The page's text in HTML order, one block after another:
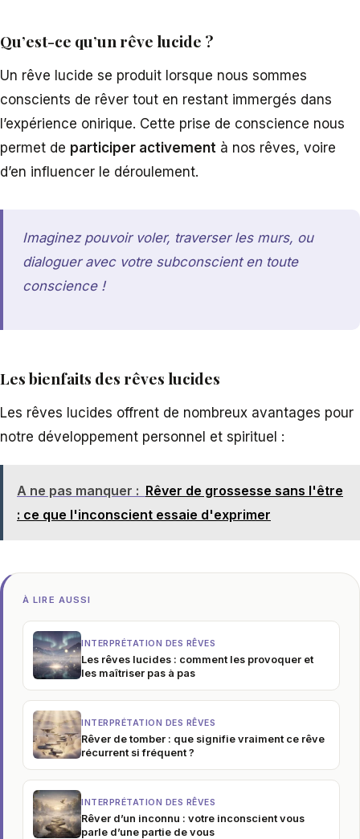
Qu’est-ce qu’un rêve lucide ?
Un rêve lucide se produit lorsque nous sommes
conscients de rêver tout en restant immergés dans
l’expérience onirique. Cette prise de conscience nous
permet de participer activement à nos rêves, voire
d’en influencer le déroulement.
Imaginez pouvoir voler, traverser les murs, ou
dialoguer avec votre subconscient en toute
conscience !
Les bienfaits des rêves lucides
Les rêves lucides offrent de nombreux avantages pour
notre développement personnel et spirituel :
A ne pas manquer : Rêver de grossesse sans l'être
: ce que l'inconscient essaie d'exprimer
À LIRE AUSSI
INTERPRÉTATION DES RÊVES
Les rêves lucides : comment les provoquer et
les maîtriser pas à pas
INTERPRÉTATION DES RÊVES
Rêver de tomber : que signifie vraiment ce rêve
récurrent si fréquent ?
INTERPRÉTATION DES RÊVES
Rêver d’un inconnu : votre inconscient vous
parle d’une partie de vous